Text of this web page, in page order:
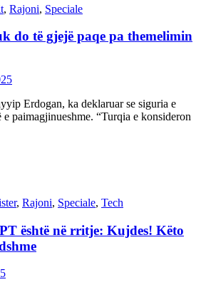
, Rajoni, Speciale
do të gjejë paqe pa themelimin
Erdogan, ka deklaruar se siguria e
paimagjinueshme. “Turqia e konsideron
, Rajoni, Speciale, Tech
është në rritje: Kujdes! Këto